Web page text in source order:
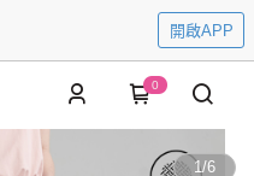
開啟APP
0
1/6